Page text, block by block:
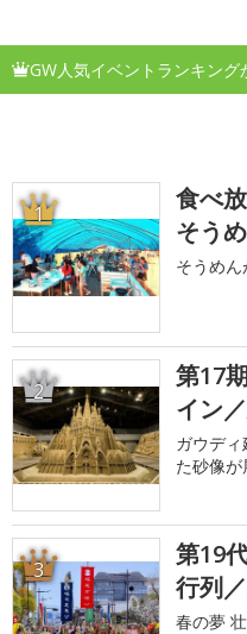
GW人気イベントランキング
1
食べ
そう
そうめん
2
第17
イン
ガウデ
た砂像が
3
第19
行列
春の夢